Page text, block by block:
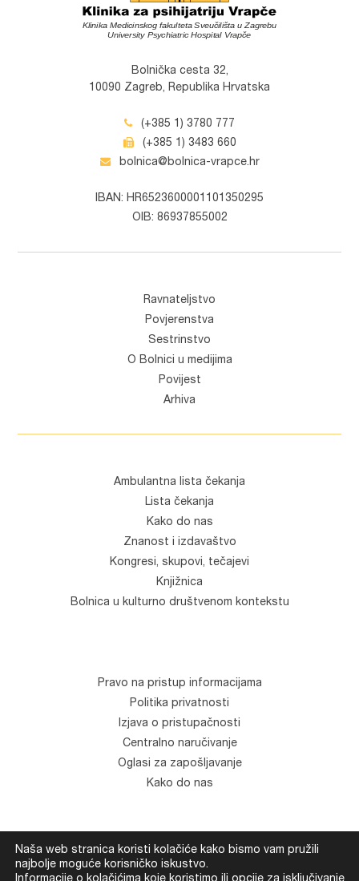
Bolnička cesta 32,
10090 Zagreb, Republika Hrvatska
(+385 1) 3780 777
(+385 1) 3483 660
bolnica@bolnica-vrapce.hr
IBAN: HR6523600001101350295
OIB: 86937855002
Ravnateljstvo
Povjerenstva
Sestrinstvo
O Bolnici u medijima
Povijest
Arhiva
Ambulantna lista čekanja
Lista čekanja
Kako do nas
Znanost i izdavaštvo
Kongresi, skupovi, tečajevi
Knjižnica
Bolnica u kulturno društvenom kontekstu
Pravo na pristup informacijama
Politika privatnosti
Izjava o pristupačnosti
Centralno naručivanje
Oglasi za zapošljavanje
Kako do nas
© Klinika za psihijatriju "Vrapče". Sva prava zadržana.
Naša web stranica koristi kolačiće kako bismo vam pružili
najbolje moguće korisničko iskustvo.